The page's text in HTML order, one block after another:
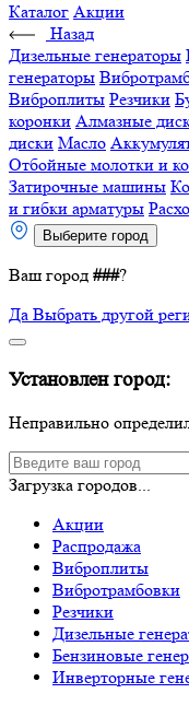
Каталог Акции
Назад
Дизельные генераторы
генераторы
Виброплиты Резчики
коронки Алмазные
диски Масло
Отбойные молотки и
Затирочные машины
и гибки арматуры
Выберите город
Ваш город ###?
Да Выбрать другой
Установлен город:
Неправильно
Загрузка городов...
Акции
Распродажа
Виброплиты
Вибротрамбовки
Резчики
Дизельные
Бензиновые
Инверторные